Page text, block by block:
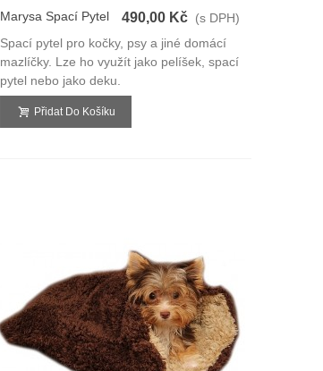
Marysa Spací Pytel
490,00 Kč (s DPH)
Spací pytel pro kočky, psy a jiné domácí
mazlíčky. Lze ho využít jako pelíšek, spací
pytel nebo jako deku.
Přidat Do Košíku